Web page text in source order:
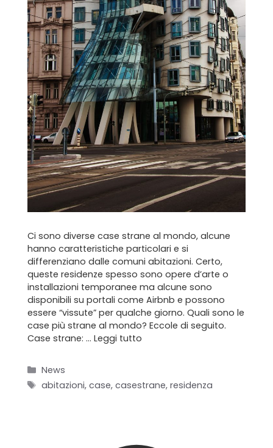
Home
Chi siamo
Il team
Formula BRAVA
Servizi per i clienti
Servizi per gli agenti
Blog
Contatti
Ci sono diverse case strane al mondo, alcune
hanno caratteristiche particolari e si
differenziano dalle comuni abitazioni. Certo,
queste residenze spesso sono opere d’arte o
installazioni temporanee ma alcune sono
disponibili su portali come Airbnb e possono
essere “vissute” per qualche giorno. Quali sono le
case più strane al mondo? Eccole di seguito.
Case strane: … Leggi tutto
Categorie
News
Tag
abitazioni,case,casestrane,residenza